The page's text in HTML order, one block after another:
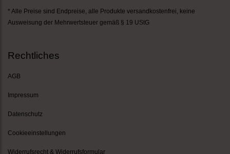
* Alle Preise sind Endpreise, alle Produkte versandkostenfrei , keine
Ausweisung der Mehrwertsteuer gemäß § 19 UStG
Rechtliches
AGB
Impressum
Datenschutz
Cookieeinstellungen
Widerrufsrecht & Widerrufsformular